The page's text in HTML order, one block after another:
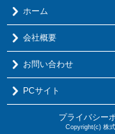
ホーム
会社概要
お問い合わせ
PCサイト
プライバシー
Copyright(c) 株